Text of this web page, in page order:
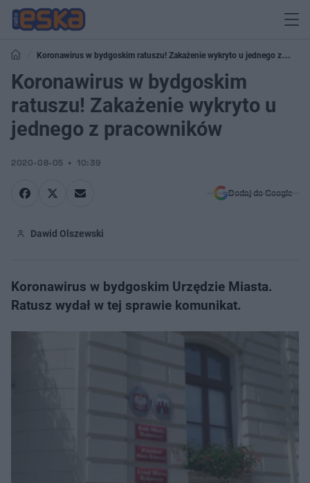
Koronawirus w bydgoskim ratuszu! Zakażenie wykryto u jednego z
pracowników
Koronawirus w bydgoskim
ratuszu! Zakażenie wykryto u
jednego z pracowników
2020-08-05 10:39
Dodaj do Google
Dawid Olszewski
Koronawirus w bydgoskim Urzędzie Miasta.
Ratusz wydał w tej sprawie komunikat.